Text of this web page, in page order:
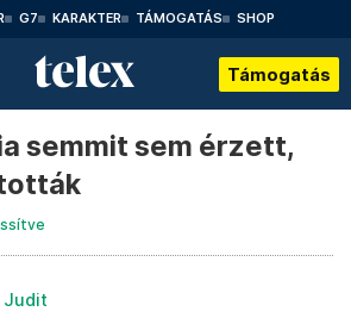
G7 KARAKTER TÁMOGATÁS SHOP
Támogatás
semmit sem érzett,
Judit